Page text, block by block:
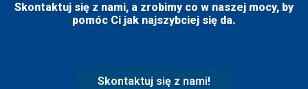
Skontaktuj się z nami, a zrobimy co w naszej mocy, by
pomóc Ci jak najszybciej się da.
Skontaktuj się z nami!